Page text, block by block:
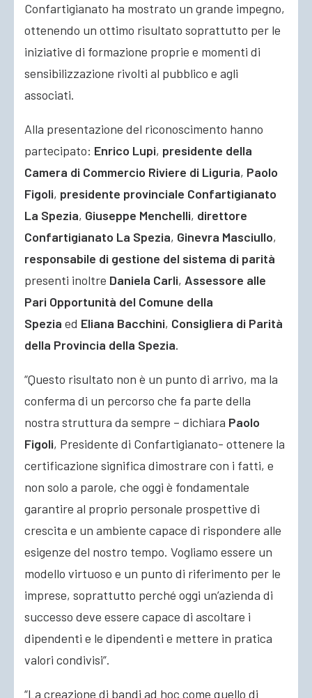
Confartigianato ha mostrato un grande impegno,
ottenendo un ottimo risultato soprattutto per le
iniziative di formazione proprie e momenti di
sensibilizzazione rivolti al pubblico e agli
associati.
Alla presentazione del riconoscimento hanno
partecipato: Enrico Lupi, presidente della
Camera di Commercio Riviere di Liguria, Paolo
Figoli, presidente provinciale Confartigianato
La Spezia, Giuseppe Menchelli, direttore
Confartigianato La Spezia, Ginevra Masciullo,
responsabile di gestione del sistema di parità
presenti inoltre Daniela Carli, Assessore alle
Pari Opportunità del Comune della
Spezia ed Eliana Bacchini, Consigliera di Parità
della Provincia della Spezia.
“Questo risultato non è un punto di arrivo, ma la
conferma di un percorso che fa parte della
nostra struttura da sempre – dichiara Paolo
Figoli, Presidente di Confartigianato- ottenere la
certificazione significa dimostrare con i fatti, e
non solo a parole, che oggi è fondamentale
garantire al proprio personale prospettive di
crescita e un ambiente capace di rispondere alle
esigenze del nostro tempo. Vogliamo essere un
modello virtuoso e un punto di riferimento per le
imprese, soprattutto perché oggi un’azienda di
successo deve essere capace di ascoltare i
dipendenti e le dipendenti e mettere in pratica
valori condivisi”.
“La creazione di bandi ad hoc come quello di